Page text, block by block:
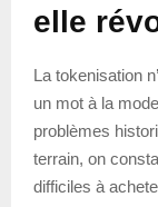
elle
La tokenisation
un mot à la
problèmes
terrain, on
difficiles à